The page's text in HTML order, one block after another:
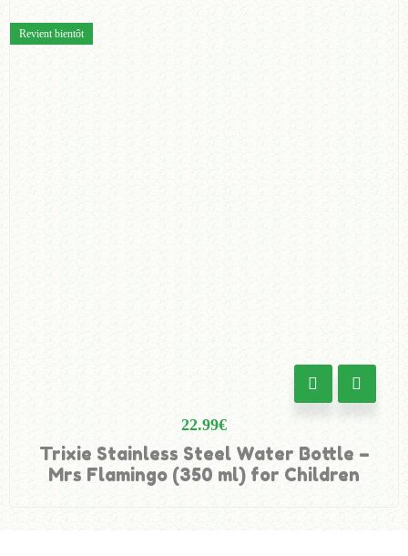
Revient bientôt
22.99€
Trixie Stainless Steel Water Bottle –
Mrs Flamingo (350 ml) for Children